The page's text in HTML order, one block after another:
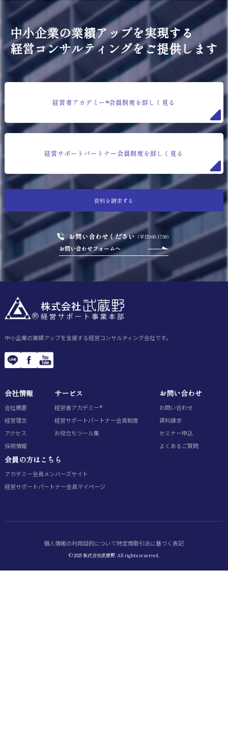
中小企業の業績アップを実現する
経営コンサルティングをご提供します
資料を請求する
お問い合わせください（平日9:00-17:00）
お問い合わせフォームへ
経営者アカデミー®会員制度を詳しく見る
経営サポートパートナー会員制度を詳しく見る
中小企業の業績アップを支援する経営コンサルティング会社です。
会社情報
会社概要
経営理念
アクセス
採用情報
サービス
経営者アカデミー®
経営サポートパートナー会員制度
お役立ちツール集
お問い合わせ
お問い合わせ
資料請求
セミナー申込
よくあるご質問
会員の方はこちら
アカデミー会員 メンバーズサイト
経営サポートパートナー会員マイページ
個人情報の利用目的について特定商取引法に基づく表記
© 2025 株式会社武蔵野. All rights reserved.